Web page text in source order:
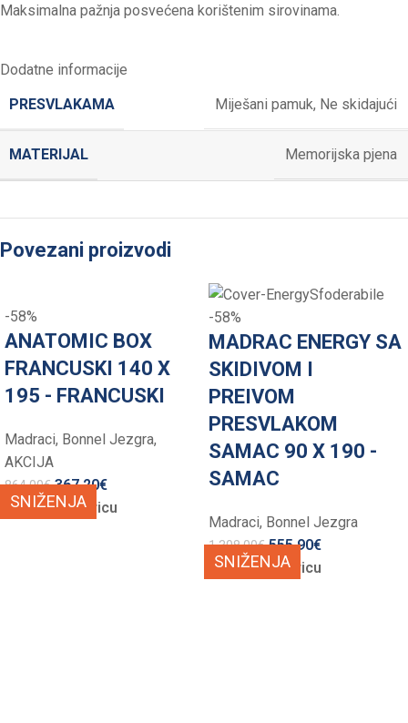
Maksimalna pažnja posvećena korištenim sirovinama.
Dodatne informacije
PRESVLAKAMA
Miješani pamuk, Ne skidajući
MATERIJAL Memorijska pjena
Povezani proizvodi
SNIŽENJA
-58%
ANATOMIC BOX
FRANCUSKI 140 X
195 - FRANCUSKI
Madraci, Bonnel Jezgra,
AKCIJA
864,00€ 367,20€
Dodaj u košaricu
SNIŽENJA
-58%
MADRAC ENERGY SA
SKIDIVOM I
PREIVOM
PRESVLAKOM
SAMAC 90 X 190 -
SAMAC
Madraci, Bonnel Jezgra
1.308,00€ 555,90€
Dodaj u košaricu